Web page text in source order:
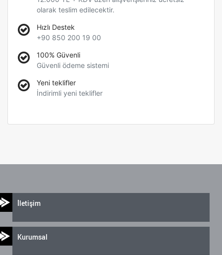
olarak teslim edilecektir.
Hızlı Destek
+90 850 200 19 00
100% Güvenli
Güvenli ödeme sistemi
Yeni teklifler
İndirimli yeni teklifler
İletişim
Kurumsal